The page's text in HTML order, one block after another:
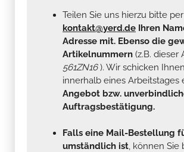
Teilen Sie uns hierzu bitte
kontakt@yerd.de Ihren
Adresse mit. Ebenso die
Artikelnummern (z.B. dieser
561ZN16). Wir schicken
innerhalb eines Arbeitstages
Angebot bzw.
Auftragsbestätigung.
Falls eine Mail-Bestellung
umständlich ist, können Sie